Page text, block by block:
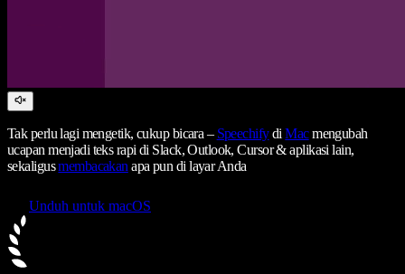
Tak perlu lagi mengetik, cukup bicara – SpeechifydiMacmengubah
ucapan menjadi teks rapi di Slack, Outlook, Cursor & aplikasi lain,
sekaligusmembacakan apa pun di layar Anda
Unduh untuk macOS